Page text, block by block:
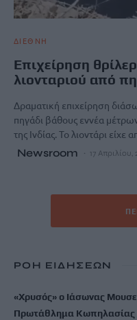
ΔΙΕΘΝΗ
Επιχείρηση
λιονταριού από
Δραματική επιχείρηση
πηγάδι βάθους εννέα
της Ινδίας. Το λιοντάρι
Newsroom 17 Απριλίου,
ΡΟΗ ΕΙΔΗΣΕΩΝ
«Χρυσός» ο Ιάσωνας
Πρωτάθλημα Κωπηλασίας